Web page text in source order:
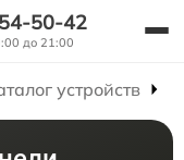
50-42
до 21:00
устройств